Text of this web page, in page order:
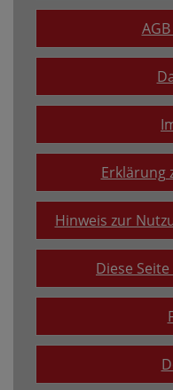
Erklärung
Hinweis zur
Diese